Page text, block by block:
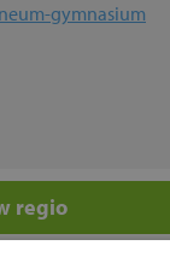
gymnasium
regio